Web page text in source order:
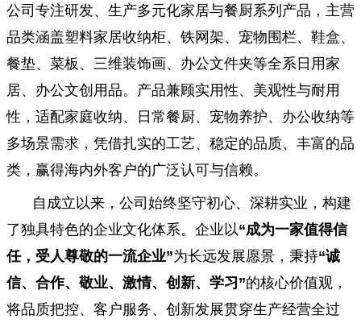
公司专注研发、生产多元化家居与餐厨系列产品，主营
品类涵盖塑料家居收纳柜、铁网架、宠物围栏、鞋盒、
餐垫、菜板、三维装饰画、办公文件夹等全系日用家
居、办公文创用品。产品兼顾实用性、美观性与耐用
性，适配家庭收纳、日常餐厨、宠物养护、办公收纳等
多场景需求，凭借扎实的工艺、稳定的品质、丰富的品
类，赢得海内外客户的广泛认可与信赖。
自成立以来，公司始终坚守初心、深耕实业，构建
了独具特色的企业文化体系。企业以“成为一家值得信
任，受人尊敬的一流企业”为长远发展愿景，秉持“诚
信、合作、敬业、激情、创新、学习 ”的核心价值观，
将品质把控、客户服务、创新发展贯穿生产经营全过